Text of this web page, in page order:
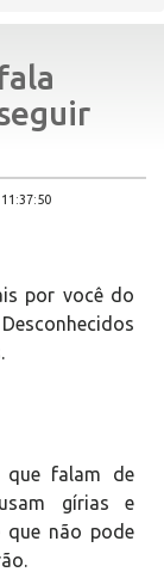
por você do
que falam de
gírias e
que não pode